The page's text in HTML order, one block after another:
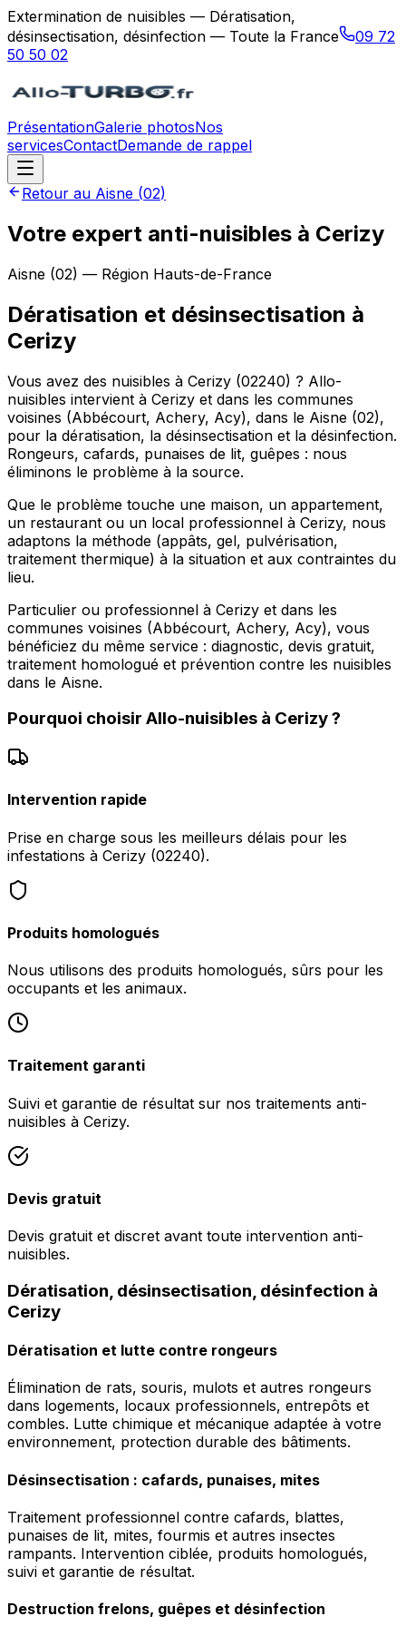
Extermination de nuisibles — Dératisation,
désinsectisation, désinfection — Toute la France
09 72
50 50 02
PrésentationGalerie photosNos
servicesContactDemande de rappel
Retour au Aisne (02)
Votre expert anti-nuisibles à Cerizy
Aisne (02) — Région Hauts-de-France
Dératisation et désinsectisation à
Cerizy
Vous avez des nuisibles à Cerizy (02240) ? Allo-
nuisibles intervient à Cerizy et dans les communes
voisines (Abbécourt, Achery, Acy), dans le Aisne (02),
pour la dératisation, la désinsectisation et la désinfection.
Rongeurs, cafards, punaises de lit, guêpes : nous
éliminons le problème à la source.
Que le problème touche une maison, un appartement,
un restaurant ou un local professionnel à Cerizy, nous
adaptons la méthode (appâts, gel, pulvérisation,
traitement thermique) à la situation et aux contraintes du
lieu.
Particulier ou professionnel à Cerizy et dans les
communes voisines (Abbécourt, Achery, Acy), vous
bénéficiez du même service : diagnostic, devis gratuit,
traitement homologué et prévention contre les nuisibles
dans le Aisne.
Pourquoi choisir Allo-nuisibles à Cerizy?
Intervention rapide
Prise en charge sous les meilleurs délais pour les
infestations à Cerizy (02240).
Produits homologués
Nous utilisons des produits homologués, sûrs pour les
occupants et les animaux.
Traitement garanti
Suivi et garantie de résultat sur nos traitements anti-
nuisibles à Cerizy.
Devis gratuit
Devis gratuit et discret avant toute intervention anti-
nuisibles.
Dératisation, désinsectisation, désinfection à
Cerizy
Dératisation et lutte contre rongeurs
Élimination de rats, souris, mulots et autres rongeurs
dans logements, locaux professionnels, entrepôts et
combles. Lutte chimique et mécanique adaptée à votre
environnement, protection durable des bâtiments.
Désinsectisation : cafards, punaises, mites
Traitement professionnel contre cafards, blattes,
punaises de lit, mites, fourmis et autres insectes
rampants. Intervention ciblée, produits homologués,
suivi et garantie de résultat.
Destruction frelons, guêpes et désinfection